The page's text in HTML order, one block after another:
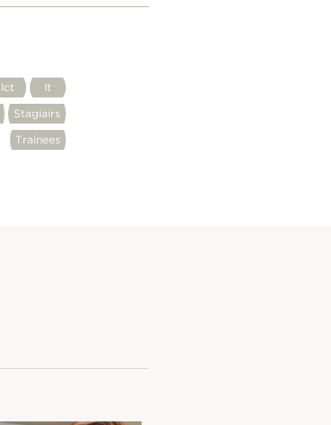
Ict
It
Stagiairs
Trainees